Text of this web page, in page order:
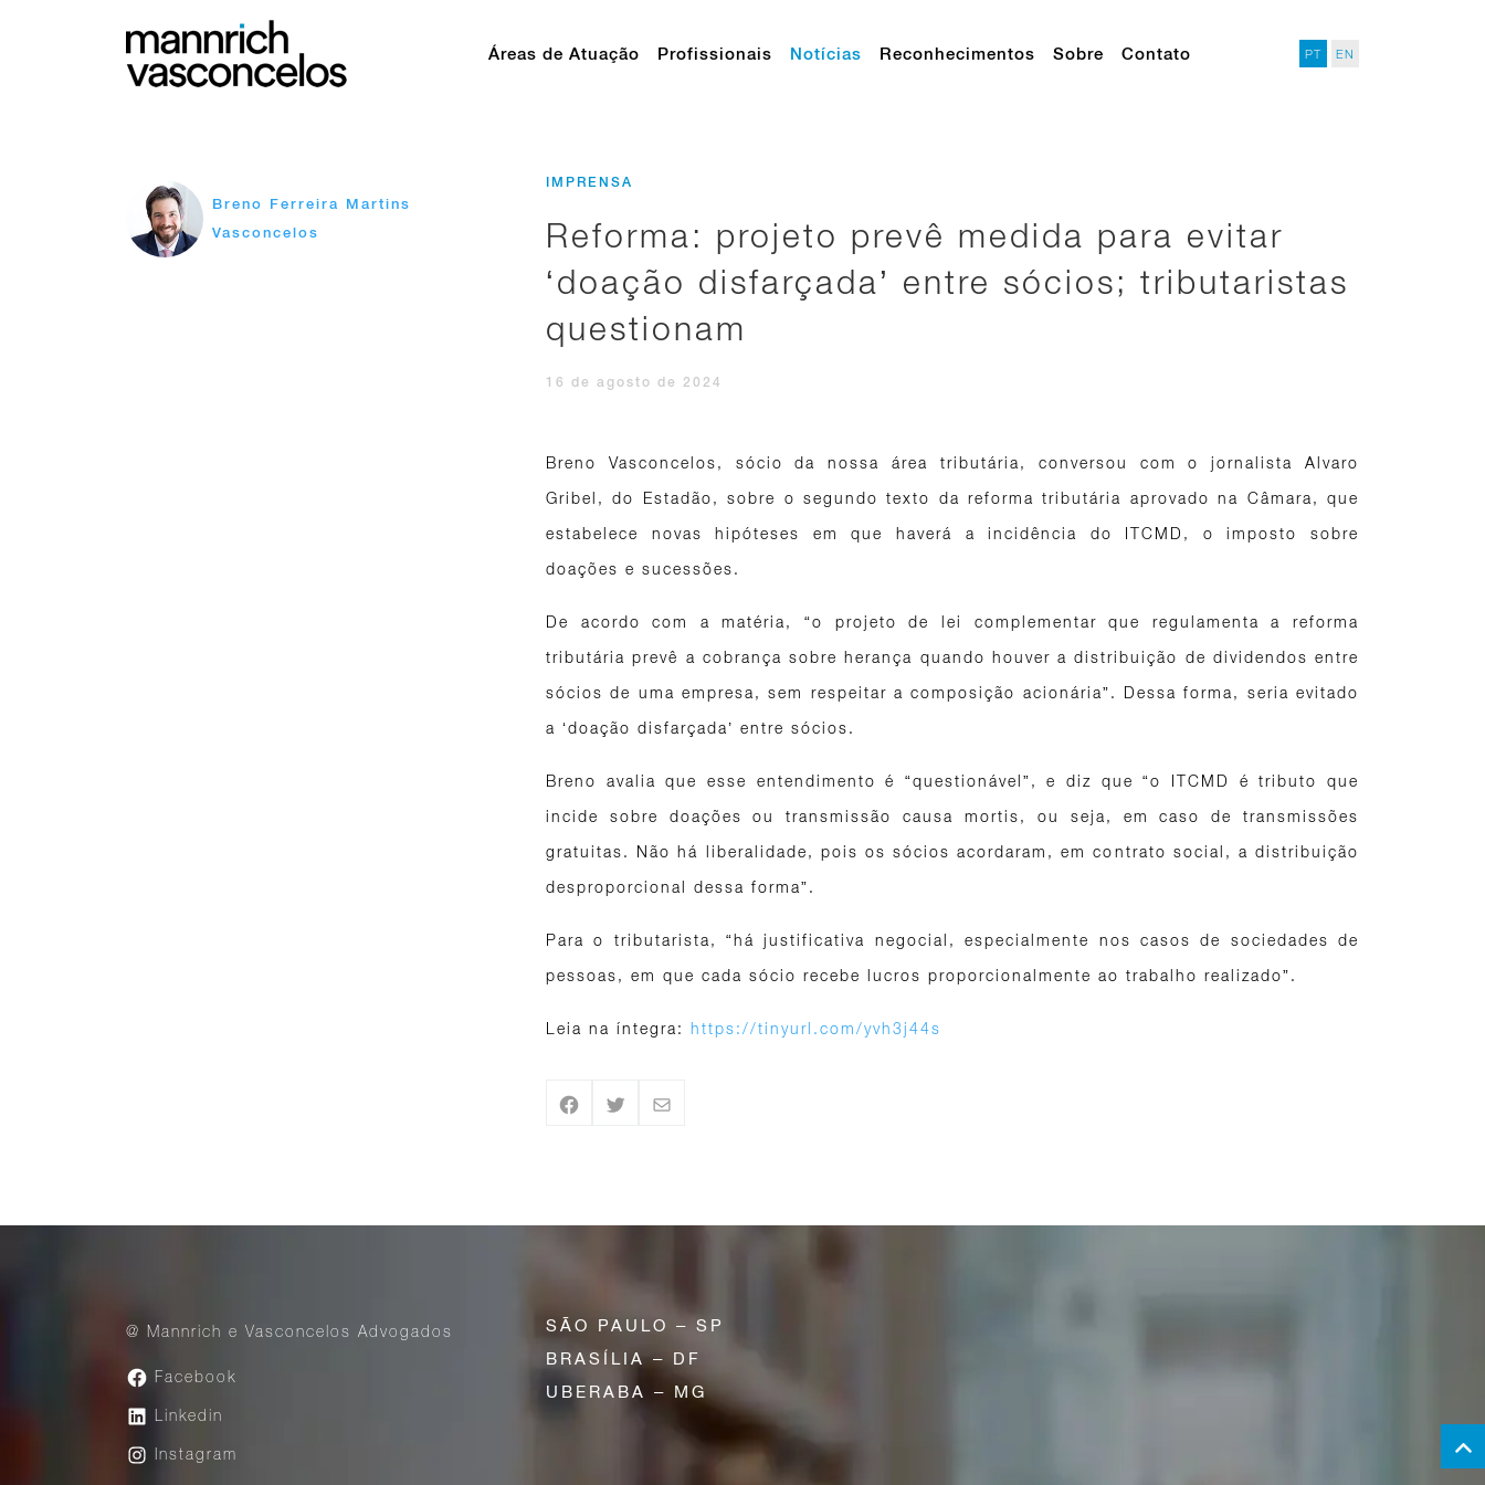
Áreas de Atuação Profissionais Notícias Reconhecimentos Sobre Contato PT EN
Breno Ferreira Martins
Vasconcelos
IMPRENSA
Reforma: projeto prevê medida para evitar
‘doação disfarçada’ entre sócios; tributaristas
questionam
16 de agosto de 2024
Breno Vasconcelos, sócio da nossa área tributária, conversou com o jornalista Alvaro
Gribel, do Estadão, sobre o segundo texto da reforma tributária aprovado na Câmara, que
estabelece novas hipóteses em que haverá a incidência do ITCMD, o imposto sobre
doações e sucessões.
De acordo com a matéria, “o projeto de lei complementar que regulamenta a reforma
tributária prevê a cobrança sobre herança quando houver a distribuição de dividendos entre
sócios de uma empresa, sem respeitar a composição acionária”. Dessa forma, seria evitado
a ‘doação disfarçada’ entre sócios.
Breno avalia que esse entendimento é “questionável”, e diz que “o ITCMD é tributo que
incide sobre doações ou transmissão causa mortis, ou seja, em caso de transmissões
gratuitas. Não há liberalidade, pois os sócios acordaram, em contrato social, a distribuição
desproporcional dessa forma”.
Para o tributarista, “há justificativa negocial, especialmente nos casos de sociedades de
pessoas, em que cada sócio recebe lucros proporcionalmente ao trabalho realizado”.
Leia na íntegra: https://tinyurl.com/yvh3j44s
@ Mannrich e Vasconcelos Advogados
Facebook
Linkedin
Instagram
SÃO PAULO – SP
BRASÍLIA – DF
UBERABA – MG